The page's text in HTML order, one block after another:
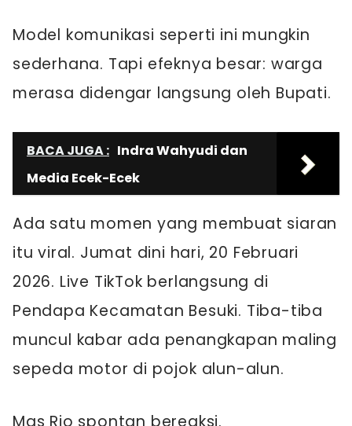
Model komunikasi seperti ini mungkin
sederhana. Tapi efeknya besar: warga
merasa didengar langsung oleh Bupati.
BACA JUGA : Indra Wahyudi dan
Media Ecek-Ecek
Ada satu momen yang membuat siaran
itu viral. Jumat dini hari, 20 Februari
2026. Live TikTok berlangsung di
Pendapa Kecamatan Besuki. Tiba-tiba
muncul kabar ada penangkapan maling
sepeda motor di pojok alun-alun.